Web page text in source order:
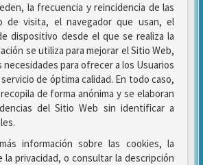
la frecuencia y reincidencia de las
de visita, el navegador que usan, el
dispositivo desde el que se realiza la
se utiliza para mejorar el Sitio Web,
para ofrecer a los Usuarios
de óptima calidad. En todo caso,
de forma anónima y se elaboran
del Sitio Web sin identificar a
información sobre las cookies, la
la privacidad, o consultar la descripción